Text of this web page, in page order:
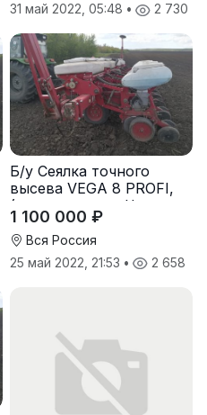
31 май 2022, 05:48 • 2 730
Б/у Сеялка точного
высева VEGA 8 PROFI,
(производство Червона
Зирка), 2016 г., в
отличном состоянии
1 100 000 ₽
Вся Россия
25 май 2022, 21:53 • 2 658